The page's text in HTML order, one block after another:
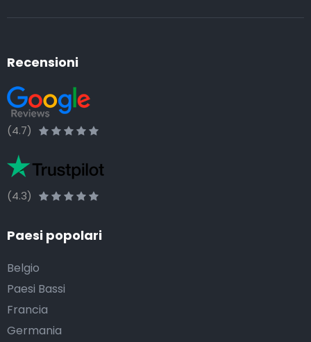
Recensioni
(4.7)
(4.3)
Paesi popolari
Belgio
Paesi Bassi
Francia
Germania